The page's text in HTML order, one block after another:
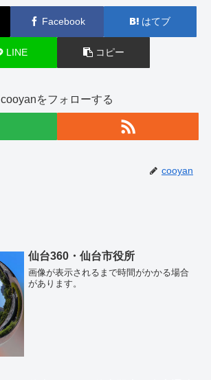
Facebook はてブ
LINE コピー
cooyanをフォローする
cooyan
仙台360・仙台市役所
画像が表示されるまで時間がかかる場合
があります。